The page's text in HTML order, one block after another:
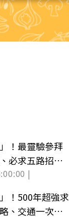
！最靈驗參拜
必求五路招財
|
！500年超強求
、交通一次收